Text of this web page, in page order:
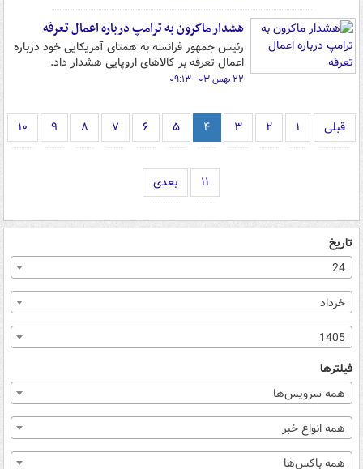
هشدار ماکرون به ترامپ درباره اعمال تعرفه
رئیس جمهور فرانسه به همتای آمریکایی خود درباره
اعمال تعرفه بر کالاهای اروپایی هشدار داد.
۲۲ بهمن ۰۳ - ۰۹:۱۳
قبلی ۱ ۲ ۳ ۴ ۵ ۶ ۷ ۸ ۹ ۱۰
۱۱ بعدی
تاریخ
24
خرداد
1405
فیلترها
همه سرویس‌ها
همه انواع خبر
همه باکس‌ها